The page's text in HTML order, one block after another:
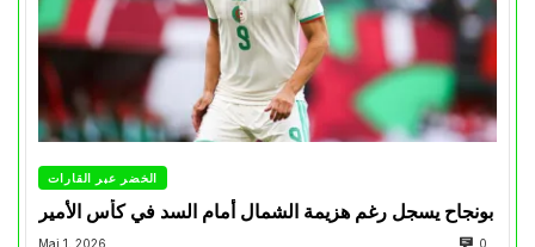
الخضر عبر القارات
بونجاح يسجل رغم هزيمة الشمال أمام السد في كأس الأمير
Mai 1, 2026 0